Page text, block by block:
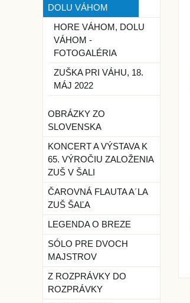
DOLU VÁHOM
HORE VÁHOM, DOLU
VÁHOM -
FOTOGALÉRIA
ZUŠKA PRI VÁHU, 18.
MÁJ 2022
OBRÁZKY ZO
SLOVENSKA
KONCERT A VÝSTAVA K
65. VÝROČIU ZALOŽENIA
ZUŠ V ŠALI
ČAROVNÁ FLAUTA A´LA
ZUŠ ŠAĽA
LEGENDA O BREZE
SÓLO PRE DVOCH
MAJSTROV
Z ROZPRÁVKY DO
ROZPRÁVKY